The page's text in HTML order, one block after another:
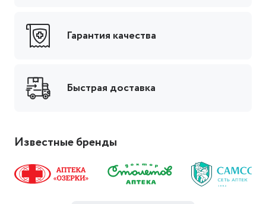
Гарантия качества
Быстрая доставка
Известные бренды